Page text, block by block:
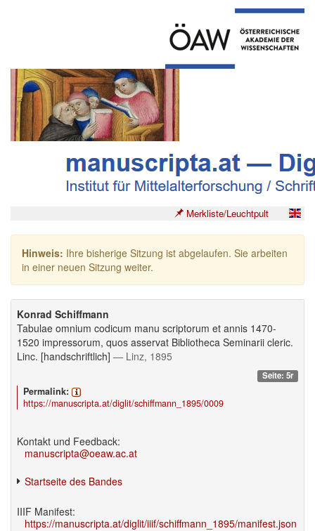
Merkliste/Leuchtpult
Hinweis: Ihre bisherige Sitzung ist abgelaufen. Sie arbeiten
in einer neuen Sitzung weiter.
Konrad Schiffmann
Tabulae omnium codicum manu scriptorum et annis 1470-
1520 impressorum, quos asservat Bibliotheca Seminarii cleric.
Linc. [handschriftlich] — Linz, 1895
Seite: 5r
Permalink:
https://manuscripta.at/diglit/schiffmann_1895/0009
Kontakt und Feedback:
manuscripta@oeaw.ac.at
Startseite des Bandes
IIIF Manifest:
https://manuscripta.at/diglit/iiif/schiffmann_1895/manifest.json